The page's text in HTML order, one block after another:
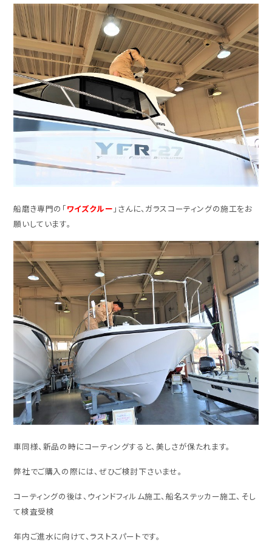
船磨き専門の「ワイズクルー 」さんに、ガラスコーティングの施工をお
願いしています。
車同様、新品の時にコーティングすると、美しさが保たれます。
弊社でご購入の際には、ぜひご検討下さいませ。
コーティングの後は、ウィンドフィルム施工、船名ステッカー施工、そし
て検査受検
年内ご進水に向けて、ラストスパートです。